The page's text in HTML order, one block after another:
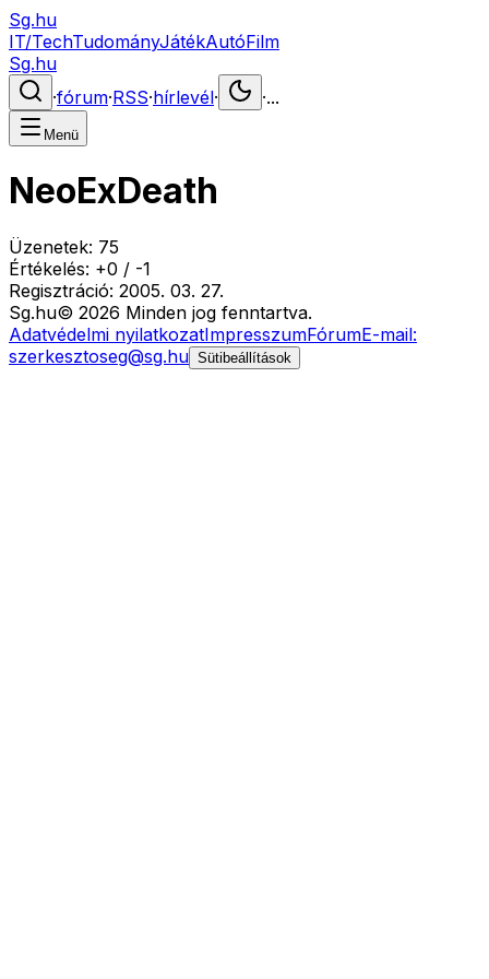
Sg.hu
IT/TechTudományJátékAutóFilm
Sg.hu
·fórum·RSS·hírlevél· ·...
Menü
NeoExDeath
Üzenetek: 75
Értékelés: +0 / -1
Regisztráció: 2005. 03. 27.
Sg.hu© 2026 Minden jog fenntartva.
Adatvédelmi nyilatkozatImpresszumFórumE-mail:
szerkesztoseg@sg.hu Sütibeállítások